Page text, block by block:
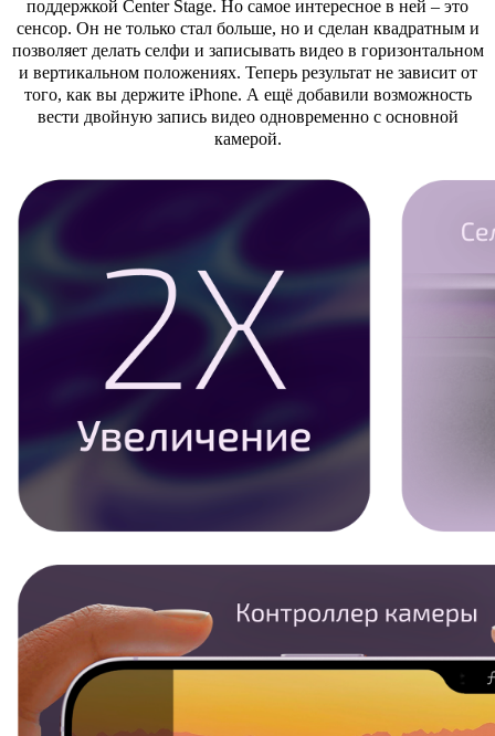
поддержкой Center Stage. Но самое интересное в ней – это
сенсор. Он не только стал больше, но и сделан квадратным и
позволяет делать селфи и записывать видео в горизонтальном
и вертикальном положениях. Теперь результат не зависит от
того, как вы держите iPhone. А ещё добавили возможность
вести двойную запись видео одновременно с основной
камерой.